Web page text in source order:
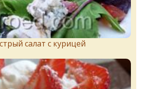
салат с курицей